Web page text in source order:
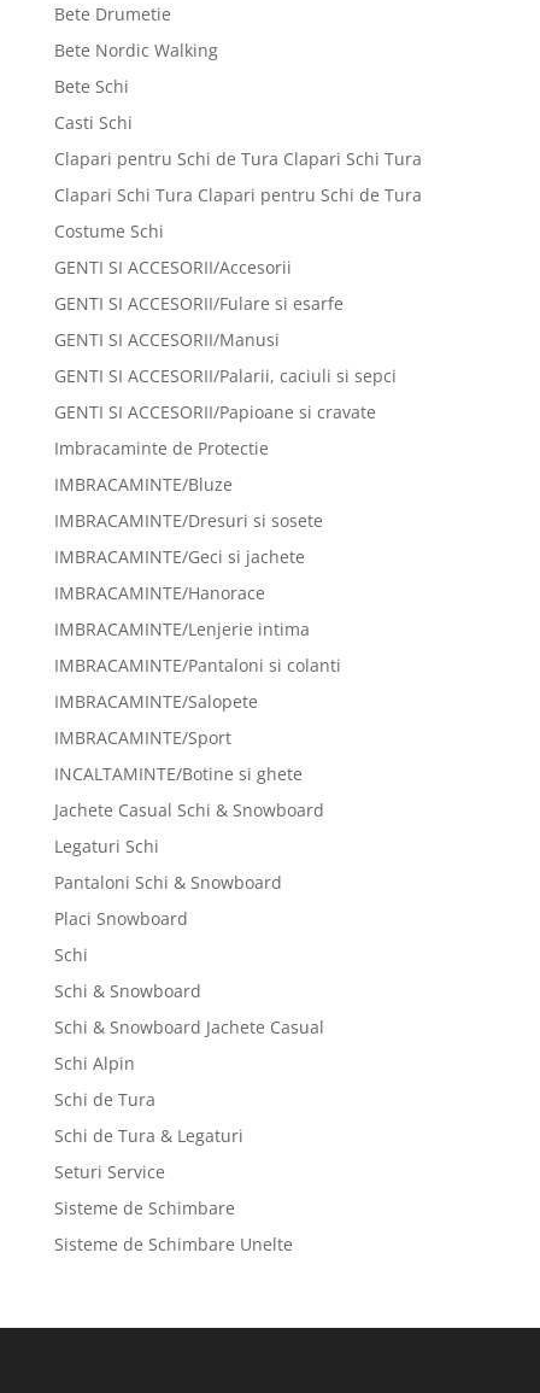
Bete Drumetie
Bete Nordic Walking
Bete Schi
Casti Schi
Clapari pentru Schi de Tura Clapari Schi Tura
Clapari Schi Tura Clapari pentru Schi de Tura
Costume Schi
GENTI SI ACCESORII/Accesorii
GENTI SI ACCESORII/Fulare si esarfe
GENTI SI ACCESORII/Manusi
GENTI SI ACCESORII/Palarii, caciuli si sepci
GENTI SI ACCESORII/Papioane si cravate
Imbracaminte de Protectie
IMBRACAMINTE/Bluze
IMBRACAMINTE/Dresuri si sosete
IMBRACAMINTE/Geci si jachete
IMBRACAMINTE/Hanorace
IMBRACAMINTE/Lenjerie intima
IMBRACAMINTE/Pantaloni si colanti
IMBRACAMINTE/Salopete
IMBRACAMINTE/Sport
INCALTAMINTE/Botine si ghete
Jachete Casual Schi & Snowboard
Legaturi Schi
Pantaloni Schi & Snowboard
Placi Snowboard
Schi
Schi & Snowboard
Schi & Snowboard Jachete Casual
Schi Alpin
Schi de Tura
Schi de Tura & Legaturi
Seturi Service
Sisteme de Schimbare
Sisteme de Schimbare Unelte